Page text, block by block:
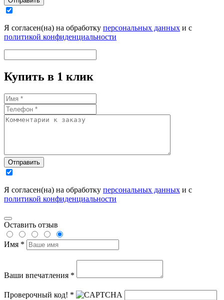
Я согласен(на) на обработку персональных данных и с
политикой конфиденциальности
Купить в 1 клик
Отправить
Я согласен(на) на обработку персональных данных и с
политикой конфиденциальности
Оставить отзыв
Имя *
Ваши впечатления *
Проверочный код! *